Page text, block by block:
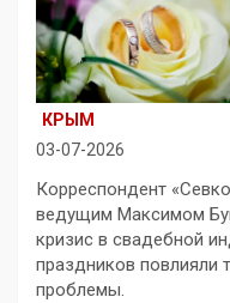
КРЫМ
03-07-2026
Корреспондент
ведущим Максимом
кризис в свадебной
праздников повлияли
проблемы.